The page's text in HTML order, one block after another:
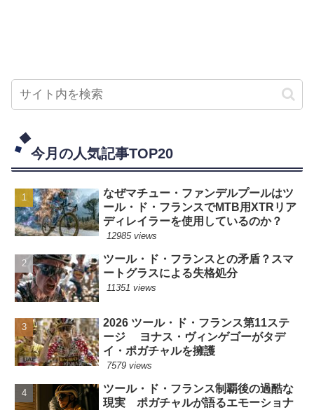
今月の人気記事TOP20
なぜマチュー・ファンデルプールはツ
ール・ド・フランスでMTB用XTRリア
ディレイラーを使用しているのか？
12985 views
ツール・ド・フランスとの矛盾？スマ
ートグラスによる失格処分
11351 views
2026 ツール・ド・フランス第11ステ
ージ ヨナス・ヴィンゲゴーがタデ
イ・ポガチャルを擁護
7579 views
ツール・ド・フランス制覇後の過酷な
現実 ポガチャルが語るエモーショナ